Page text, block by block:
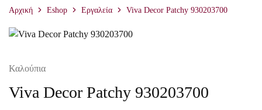
Αρχική Eshop Εργαλεία Viva Decor Patchy 930203700
Καλούπια
Viva Decor Patchy 930203700